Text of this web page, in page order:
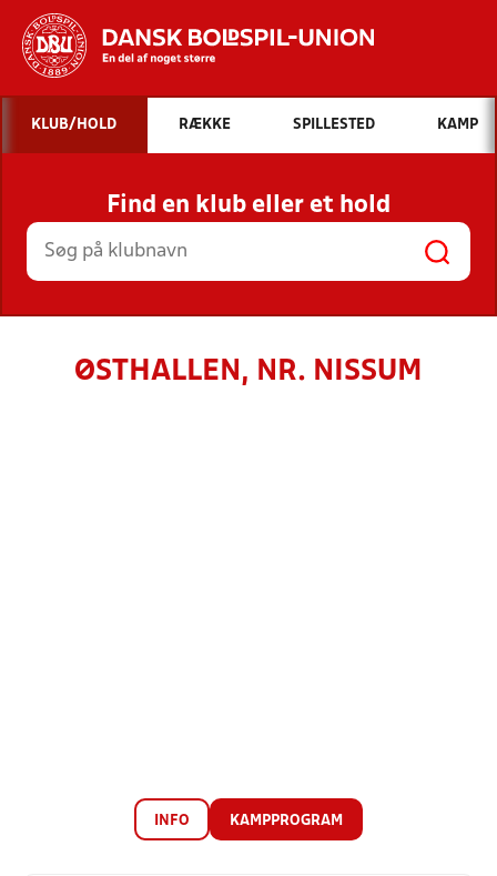
Hvad vil du søge efter?
INDHOLD OG NYHEDER
STILLINGER, RESULTATER, KLUBBER OG
HOLD
KLUB/HOLD RÆKKE SPILLESTED KAMP
Find en klub eller et hold
ØSTHALLEN, NR. NISSUM
INFO KAMPPROGRAM